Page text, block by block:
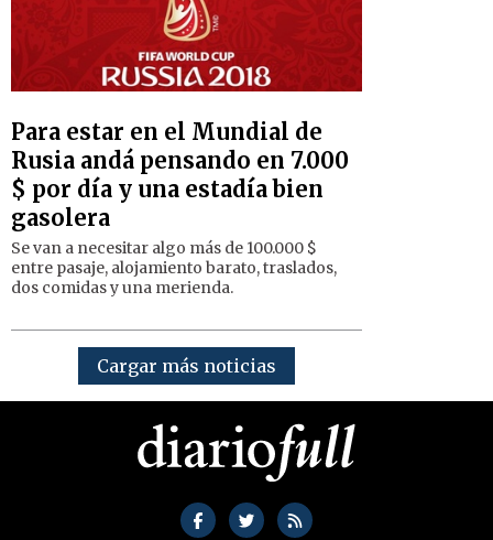
Para estar en el Mundial de
Rusia andá pensando en 7.000
$ por día y una estadía bien
gasolera
Se van a necesitar algo más de 100.000 $
entre pasaje, alojamiento barato, traslados,
dos comidas y una merienda.
Cargar más noticias